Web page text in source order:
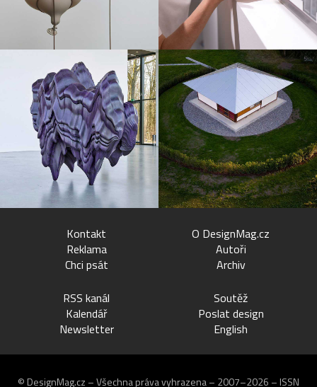
Kontakt
Reklama
Chci psát
O DesignMag.cz
Autoři
Archiv
RSS kanál
Kalendář
Newsletter
Soutěž
Poslat design
English
© DesignMag.cz – Všechna práva vyhrazena – 2007–2026 – ISSN